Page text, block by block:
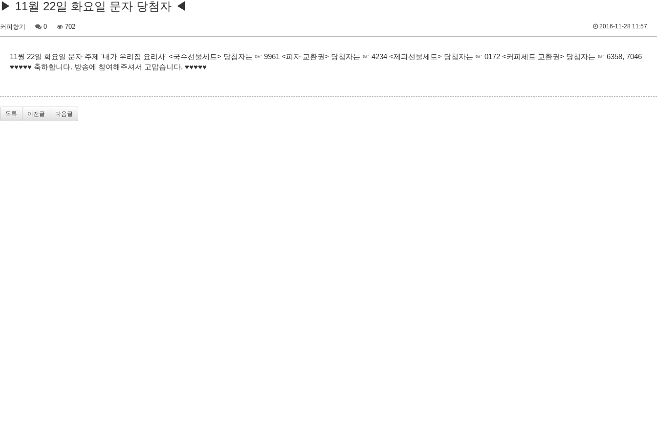
▶ 11월 22일 화요일 문자 당첨자 ◀
커피향기 0 702 2016-11-28 11:57
11월 22일 화요일 문자 주제 '내가 우리집 요리사' <국수선물세트> 당첨자는 ☞ 9961 <피자 교환권> 당첨자는 ☞ 4234 <제과선물세트> 당첨자는 ☞ 0172 <커피세트 교환권> 당첨자는 ☞ 6358, 7046
♥♥♥♥♥ 축하합니다. 방송에 참여해주셔서 고맙습니다. ♥♥♥♥♥
목록 이전글 다음글